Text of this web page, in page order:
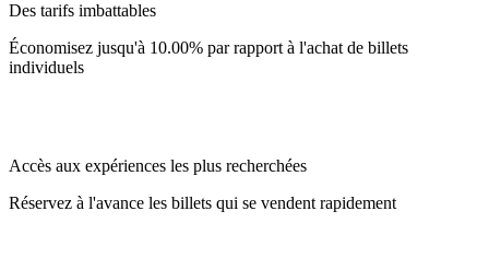
Des tarifs imbattables
Économisez jusqu'à 10.00% par rapport à l'achat de billets
individuels
Accès aux expériences les plus recherchées
Réservez à l'avance les billets qui se vendent rapidement